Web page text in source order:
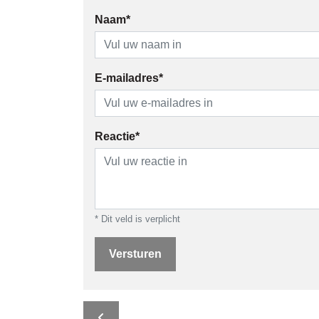
Naam*
E-mailadres*
Reactie*
* Dit veld is verplicht
Versturen